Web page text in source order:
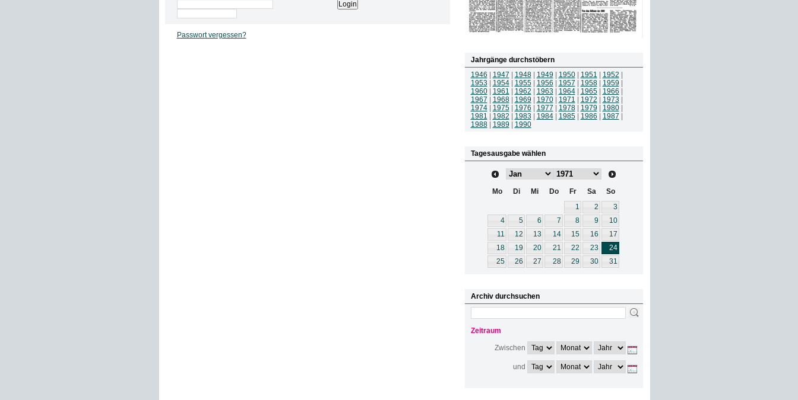
Passwort vergessen?
Jahrgänge durchstöbern
1946
1947 1948| 1949 1950| 1951 1952
1953
1954| 1955| 1956 1957 1958| 1959
1960| 1961 1962 1963 1964| 1965| 1966
1967
1968| 1969 1970| 1971 1972 1973
1974| 1975| 1976 1977 1978| 1979 1980|
1981
1982 1983 1984| 1985| 1986 1987
1988| 1989 1990
Tagesausgabe wählen
Mo Di Mi Do Fr Sa
So
1
2
3
4
5 6 7 8 9
10
11
12 13 14 15 16
17
18
19 20 21 22 23
24
25
26 27 28 29 30 31
Archiv durchsuchen
Zeitraum
Zwischen
und